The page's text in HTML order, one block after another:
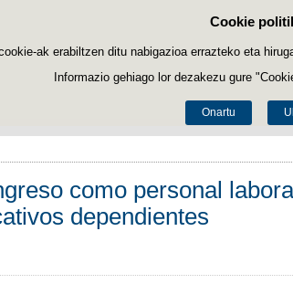
Cookie
ak erabiltzen ditu nabigazioa errazteko eta
Informazio gehiago lor dezakezu gure
Onartu
como personal
dependientes